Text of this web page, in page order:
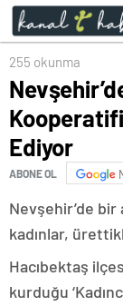
255 okunma
Ediyor
ABONE OL
Nevşehir’de
kadınlar,
Hacıbektaş
kurduğu